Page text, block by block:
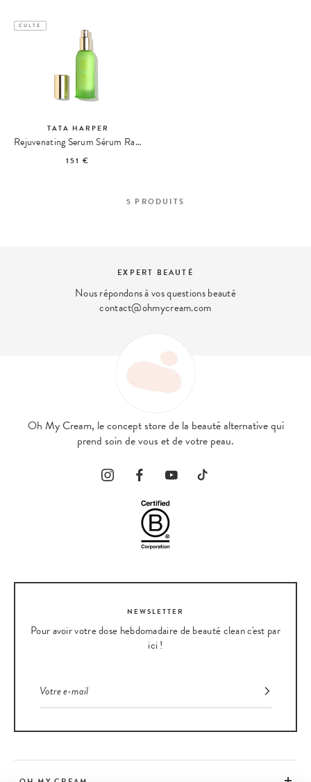
CULTE
TATA HARPER
Rejuvenating Serum Sérum Rajeunissant
151 €
5 PRODUITS
EXPERT BEAUTÉ
Nous répondons à vos questions beauté
contact@ohmycream.com
Oh My Cream, le concept store de la beauté alternative qui
prend soin de vous et de votre peau.
NEWSLETTER
Pour avoir votre dose hebdomadaire de beauté clean c'est par
ici !